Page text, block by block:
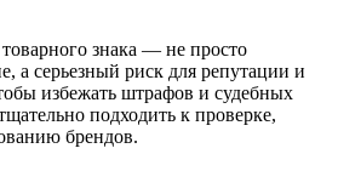
знака — не просто
а серьезный риск для репутации и
избежать штрафов и судебных
подходить к проверке,
брендов.